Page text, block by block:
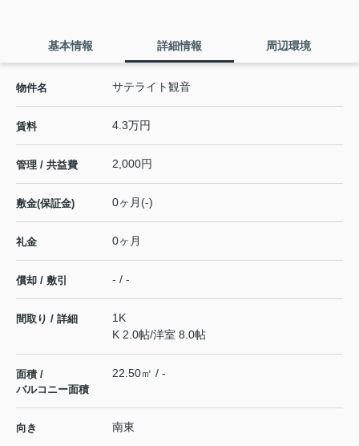
基本情報 詳細情報 周辺環境
物件名 サテライト観音
賃料 4.3万円
管理 / 共益費 2,000円
敷金(保証金) 0ヶ月(-)
礼金 0ヶ月
償却 / 敷引 - / -
間取り / 詳細
1K
K 2.0帖/洋室 8.0帖
面積 /
バルコニー面積
22.50㎡ / -
向き 南東